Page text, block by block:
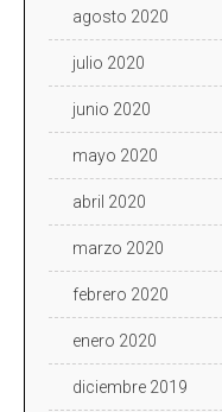
agosto 2020
julio 2020
junio 2020
mayo 2020
abril 2020
marzo 2020
febrero 2020
enero 2020
diciembre 2019